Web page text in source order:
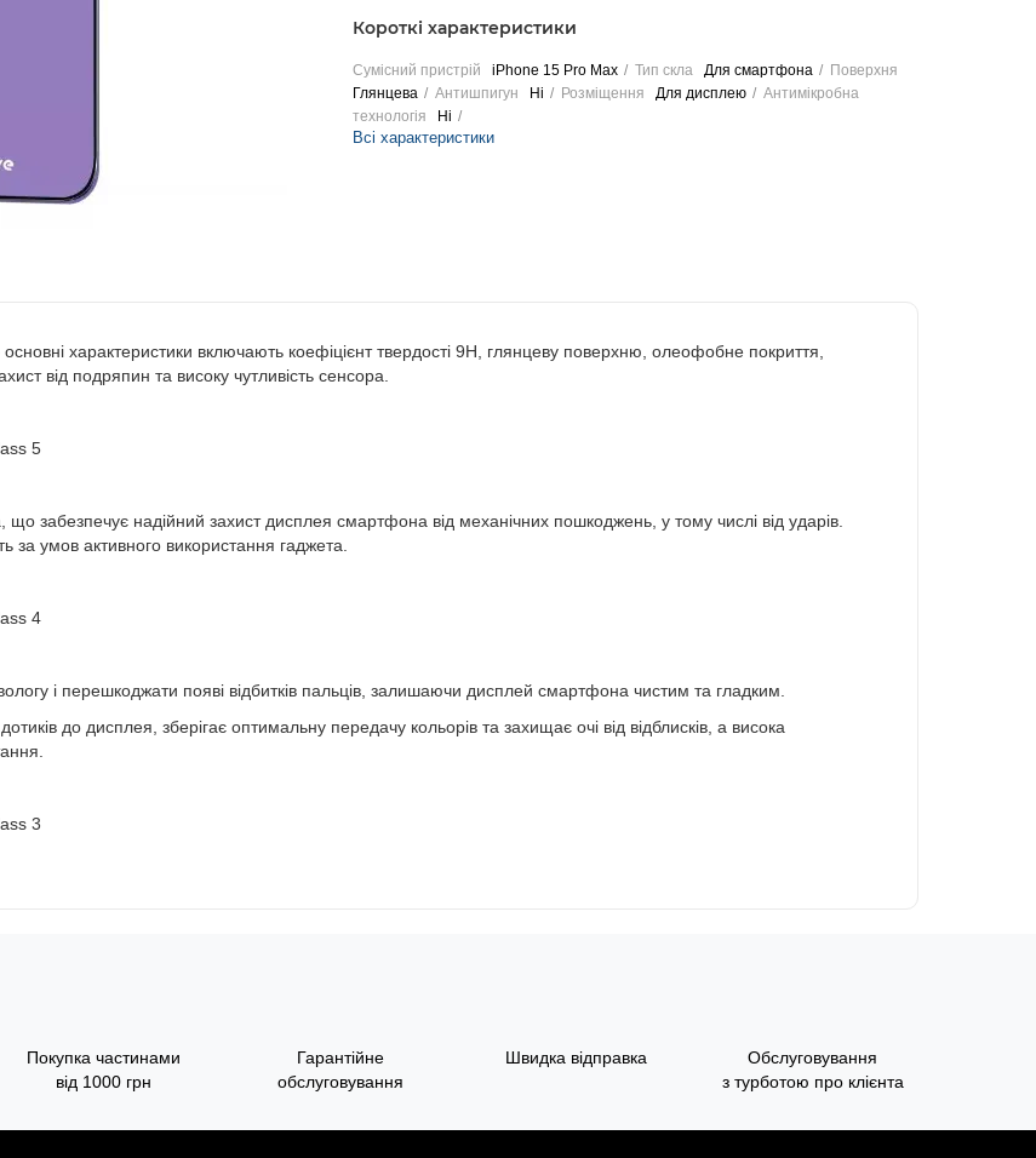
Короткі характеристики
Сумісний пристрій iPhone 15 Pro Max Тип скла Для смартфона
Поверхня
Глянцева
Антишпигун Ні Розміщення Для дисплею
Антимікробна
технологія
Ні
Всі характеристики
характеристики включають коефіцієнт твердості 9Н, глянцеву поверхню, олеофобне покриття,
від подряпин та високу чутливість сенсора.
забезпечує надійний захист дисплея смартфона від механічних пошкоджень, у тому числі від ударів.
за умов активного використання гаджета.
і перешкоджати появі відбитків пальців, залишаючи дисплей смартфона чистим та гладким.
до дисплея, зберігає оптимальну передачу кольорів та захищає очі від відблисків, а висока
Покупка частинами
від 1000 грн
Гарантійне
обслуговування
Швидка відправка
Обслуговування
з турботою про клієнта